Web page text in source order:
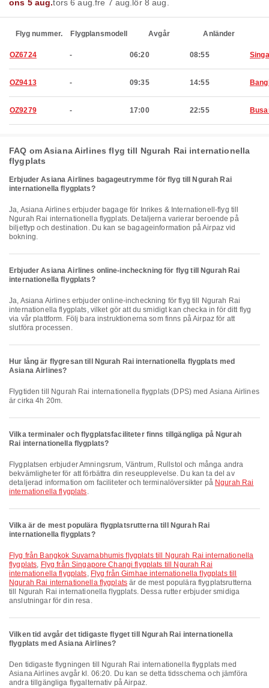
ons 5 aug.tors 6 aug. fre 7 aug. lör 8 aug.
Flyg nummer. Flygplansmodell Avgår Anländer
OZ6724 - 06:20 08:55
OZ9413 - 09:35 14:55
OZ9279 - 17:00 22:55
FAQ om Asiana Airlines flyg till Ngurah Rai internationella
flygplats
Erbjuder Asiana Airlines bagageutrymme för flyg till Ngurah Rai
internationella flygplats?
Ja, Asiana Airlines erbjuder bagage för Inrikes & Internationell-flyg till
Ngurah Rai internationella flygplats. Detaljerna varierar beroende på
biljettyp och destination. Du kan se bagageinformation på Airpaz vid
bokning.
Erbjuder Asiana Airlines online-incheckning för flyg till Ngurah Rai
internationella flygplats?
Ja, Asiana Airlines erbjuder online-incheckning för flyg till Ngurah Rai
internationella flygplats, vilket gör att du smidigt kan checka in för ditt flyg
via vår plattform. Följ bara instruktionerna som finns på Airpaz för att
slutföra processen.
Hur lång är flygresan till Ngurah Rai internationella flygplats med
Asiana Airlines?
Flygtiden till Ngurah Rai internationella flygplats (DPS) med Asiana Airlines
är cirka 4h 20m.
Vilka terminaler och flygplatsfaciliteter finns tillgängliga på Ngurah
Rai internationella flygplats?
Flygplatsen erbjuder Amningsrum, Väntrum, Rullstol och många andra
bekvämligheter för att förbättra din reseupplevelse. Du kan ta del av
detaljerad information om faciliteter och terminalöversikter på Ngurah Rai
internationella flygplats.
Vilka är de mest populära flygplatsrutterna till Ngurah Rai
internationella flygplats?
Flyg från Bangkok Suvarnabhumis flygplats till Ngurah Rai internationella
flygplats, Flyg från Singapore Changi flygplats till Ngurah Rai
internationella flygplats, Flyg från Gimhae internationella flygplats till
Ngurah Rai internationella flygplats är de mest populära flygplatsrutterna
till Ngurah Rai internationella flygplats. Dessa rutter erbjuder smidiga
anslutningar för din resa.
Vilken tid avgår det tidigaste flyget till Ngurah Rai internationella
flygplats med Asiana Airlines?
Den tidigaste flygningen till Ngurah Rai internationella flygplats med
Asiana Airlines avgår kl. 06:20. Du kan se detta tidsschema och jämföra
andra tillgängliga flygalternativ på Airpaz.